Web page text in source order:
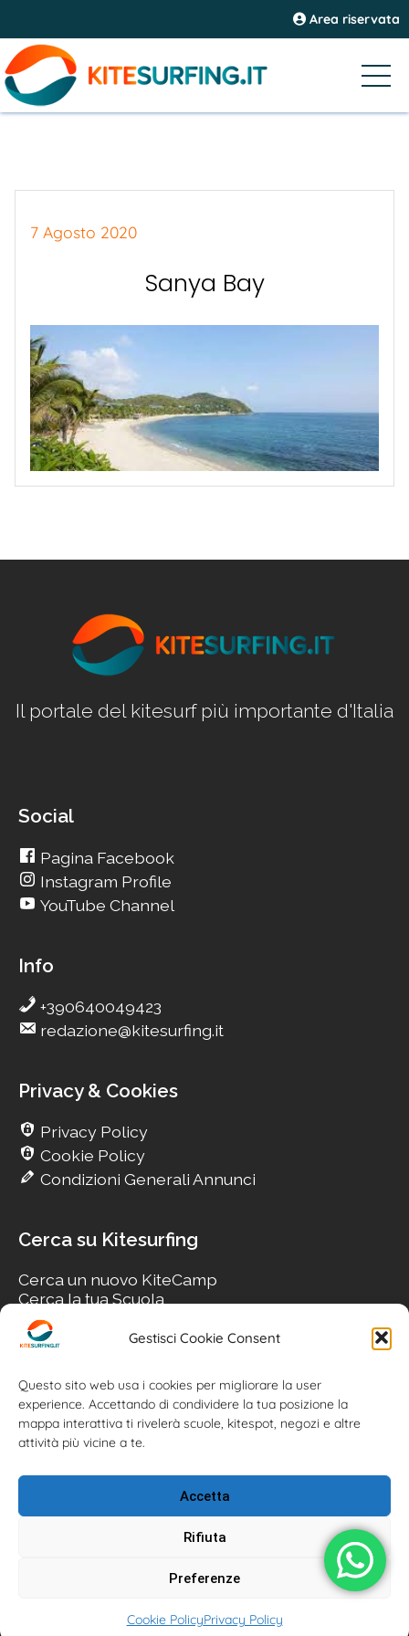
Gestisci Cookie Consent
Questo sito web usa i cookies per migliorare la user
experience. Accettando di condividere la tua posizione la
mappa interattiva ti rivelerà scuole, kitespot, negozi e altre
attività più vicine a te.
Accetta
Rifiuta
Preferenze
Cookie PolicyPrivacy Policy
Area riservata
7 Agosto 2020
Sanya Bay
Il portale del kitesurf più importante d'Italia
Social
Pagina Facebook
Instagram Profile
YouTube Channel
Info
+390640049423
redazione@kitesurfing.it
Privacy & Cookies
Privacy Policy
Cookie Policy
Condizioni Generali Annunci
Cerca su Kitesurfing
Cerca un nuovo KiteCamp
Cerca la tua Scuola
Cerca il tuo KiteSpot
Cerca Accommodation
Cerca il tuo Usato
Kitesurfing powered by Associazione Kitesurf Italiana